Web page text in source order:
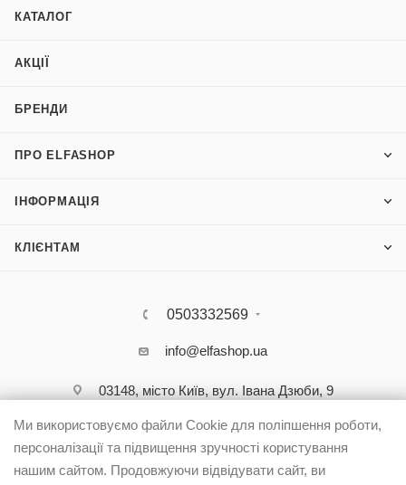
КАТАЛОГ
АКЦІЇ
БРЕНДИ
ПРО ELFASHOP
ІНФОРМАЦІЯ
КЛІЄНТАМ
0503332569
info@elfashop.ua
03148, місто Київ, вул. Івана Дзюби, 9
Ми використовуємо файли Cookie для поліпшення роботи,
персоналізації та підвищення зручності користування
нашим сайтом. Продовжуючи відвідувати сайт, ви